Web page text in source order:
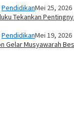
PendidikanMei 25, 2026
Tekankan
PendidikanMei 19, 2026
Gelar Musyawarah